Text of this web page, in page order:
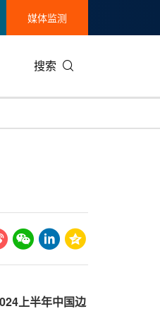
媒体监测
搜索
上半年中国边